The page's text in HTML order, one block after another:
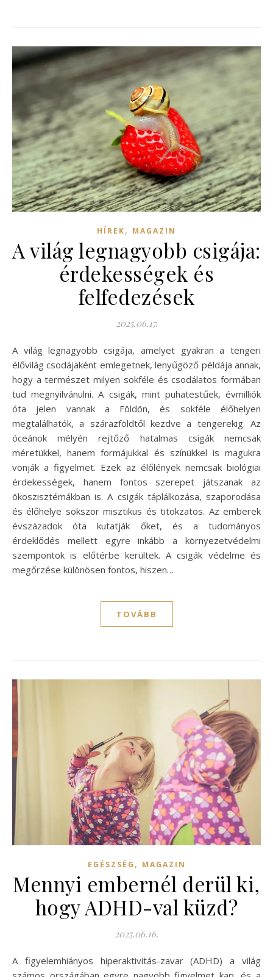
HÍREK, MAGAZIN
A világ legnagyobb csigája:
érdekességek és
felfedezések
2025.06.17.
A világ legnagyobb csigája, amelyet gyakran a tengeri
élővilág csodájaként emlegetnek, lenyűgöző példája annak,
hogy a természet milyen sokféle és csodálatos formában
tud megnyilvánulni. A csigák, mint puhatestűek, évmilliók
óta jelen vannak a Földön, és sokféle élőhelyen
megtalálhatók, a szárazföldtől kezdve a tengerekig. Az
óceánok mélyén rejtőző hatalmas csigák nemcsak
méretükkel, hanem formájukkal és színükkel is magukra
vonják a figyelmet. Ezek az élőlények nemcsak biológiai
érdekességek, hanem fontos szerepet játszanak az
ökoszisztémákban is. A csigák táplálkozása, szaporodása
és élőhelye sokszor misztikus és titokzatos. Az emberek
évszázadok óta kutatják őket, és a tudományos
érdeklődés mellett egyre inkább a környezetvédelmi
szempontok is előtérbe kerültek. A csigák védelme és
megőrzése különösen fontos, hiszen…
TOVÁBB
EGÉSZSÉG , MAGAZIN
Mennyi embernél derül ki,
hogy ADHD-val küzd?
2025.06.16.
A figyelemhiányos hiperaktivitás-zavar (ADHD) a világ